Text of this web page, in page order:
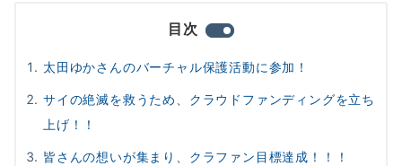
目次
太田ゆかさんのバーチャル保護活動に参加！
サイの絶滅を救うため、クラウドファンディングを立ち
上げ！！
皆さんの想いが集まり、クラファン目標達成！！！